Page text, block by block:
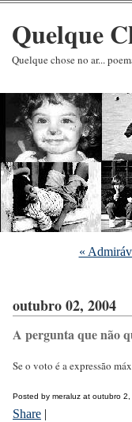
Quelque
Quelque chose no ar...
«
outubro 02, 2004
A pergunta que não
Se o voto é a expressão
Posted by meraluz at outubro
Share |